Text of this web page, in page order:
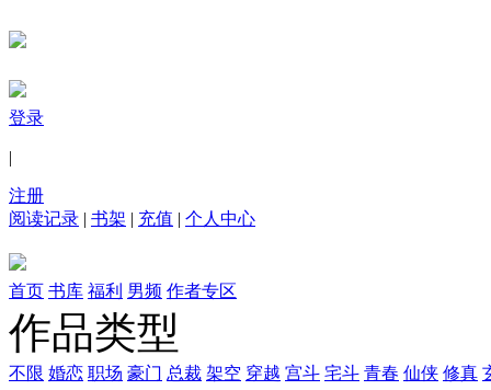
登录
|
注册
阅读记录 | 书架 | 充值 | 个人中心
首页 书库 福利 男频 作者专区
作品类型
不限 婚恋 职场 豪门 总裁 架空 穿越 宫斗 宅斗 青春 仙侠 修真